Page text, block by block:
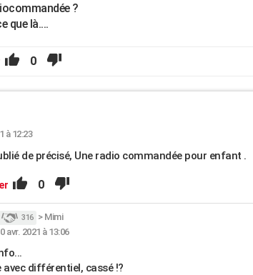
?
que là....
0
à 12:23
de précisé, Une radio commandée pour enfant .
0
316 > Mimi
avr. 2021 à 13:06
avec différentiel, cassé !?